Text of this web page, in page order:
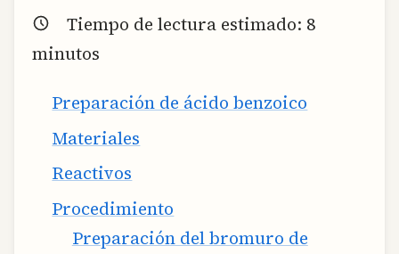
Tiempo de lectura estimado: 8
minutos
Preparación de ácido benzoico
Materiales
Reactivos
Procedimiento
Preparación del bromuro de